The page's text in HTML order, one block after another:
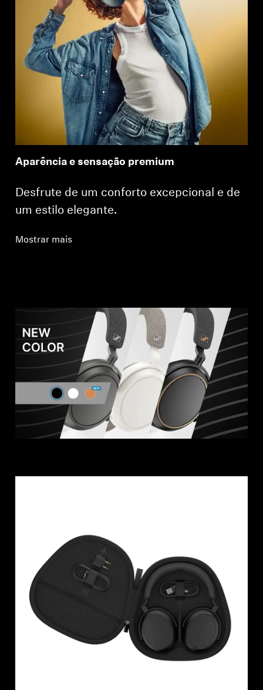
Aparência e sensação premium
Desfrute de um conforto excepcional e de
um estilo elegante.
Mostrar mais